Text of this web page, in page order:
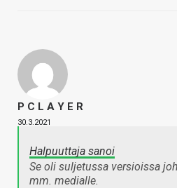
P C L A Y E R
30.3.2021
Halpuuttaja sanoi
Se oli suljetussa versioissa
mm. medialle.